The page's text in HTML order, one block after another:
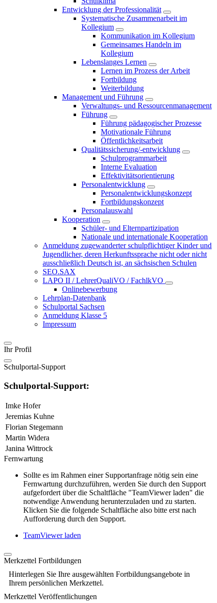
Entwicklung der Professionalität
Systematische Zusammenarbeit im
Kollegium
Kommunikation im Kollegium
Gemeinsames Handeln im
Kollegium
Lebenslanges Lernen
Lernen im Prozess der Arbeit
Fortbildung
Weiterbildung
Management und Führung
Verwaltungs- und Ressourcenmanagement
Führung
Führung pädagogischer Prozesse
Motivationale Führung
Öffentlichkeitsarbeit
Qualitätssicherung/-entwicklung
Schulprogrammarbeit
Interne Evaluation
Effektivitätsorientierung
Personalentwicklung
Personalentwicklungskonzept
Fortbildungskonzept
Personalauswahl
Kooperation
Schüler- und Elternpartizipation
Nationale und internationale Kooperation
Anmeldung zugewanderter schulpflichtiger Kinder und
Jugendlicher, deren Herkunftssprache nicht oder nicht
ausschließlich Deutsch ist, an sächsischen Schulen
SEO.SAX
LAPO II / LehrerQualiVO / FachlkVO
Onlinebewerbung
Lehrplan-Datenbank
Schulportal Sachsen
Anmeldung Klasse 5
Impressum
Ihr Profil
Schulportal-Support
Schulportal-Support:
Imke Hofer
Jeremias Kuhne
Florian Stegemann
Martin Widera
Janina Wittrock
Fernwartung
Sollte es im Rahmen einer Supportanfrage nötig sein eine
Fernwartung durchzuführen, werden Sie durch den Support
aufgefordert über die Schaltfläche "TeamViewer laden" die
notwendige Anwendung herunterzuladen und zu starten.
Klicken Sie die folgende Schaltfläche also bitte erst nach
Aufforderung durch den Support.
TeamViewer laden
Merkzettel Fortbildungen
Hinterlegen Sie Ihre ausgewählten Fortbildungsangebote in
Ihrem persönlichen Merkzettel.
Merkzettel Veröffentlichungen